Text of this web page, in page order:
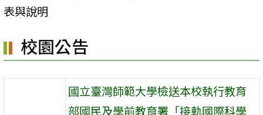
表與說明
校園公告
國立臺灣師範大學檢送本校執行教育
部國民及學前教育署「接軌國際科學